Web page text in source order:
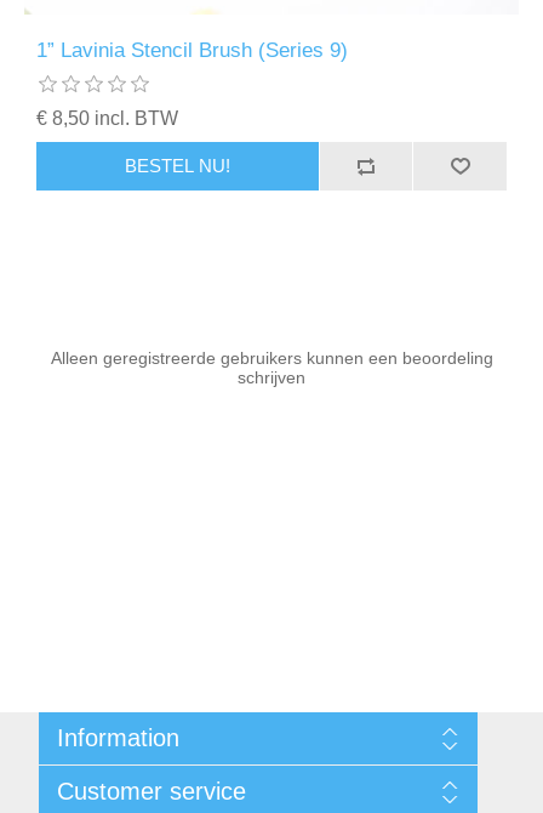
1” Lavinia Stencil Brush (Series 9)
€ 8,50 incl. BTW
BESTEL NU!
Alleen geregistreerde gebruikers kunnen een beoordeling
schrijven
Information
Voorwaarden
Customer service